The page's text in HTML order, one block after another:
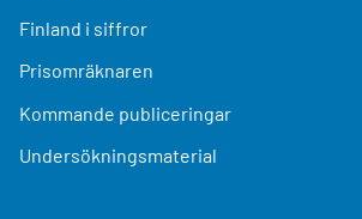
Finland i siffror
Prisomräknaren
Kommande publiceringar
Undersökningsmaterial